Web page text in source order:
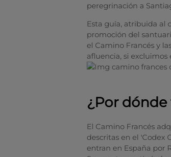
peregrinación a
Esta guía, atribuida al
promoción del
el Camino Francés y
afluencia, si
¿Por
El Camino Francés
descritas en el 'Codex
entran en España por